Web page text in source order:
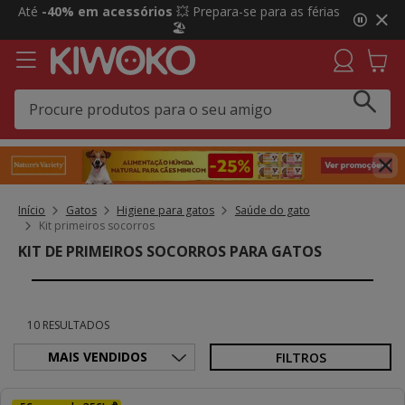
2
3,
mensagem,
Até -40% em acessórios 💥 Prepara-se para as férias
🏖️
Início Gatos Higiene para gatos
Saúde do gato
Kit primeiros socorros
KIT DE PRIMEIROS SOCORROS PARA GATOS
10 RESULTADOS
FILTROS